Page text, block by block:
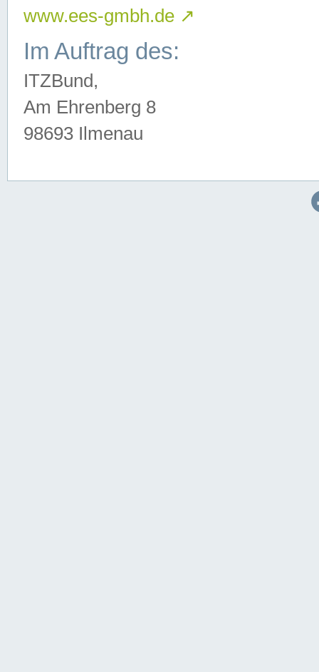
www.ees-gmbh.de ↗
Im Auftrag des:
ITZBund,
Am Ehrenberg 8
98693 Ilmenau